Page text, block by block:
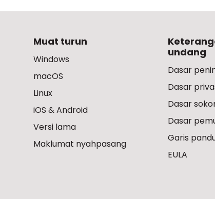
Muat turun
Windows
macOS
Linux
iOS & Android
Versi lama
Maklumat nyahpasang
undang
Dasar
Dasar
Dasar
Dasar
Garis
EULA